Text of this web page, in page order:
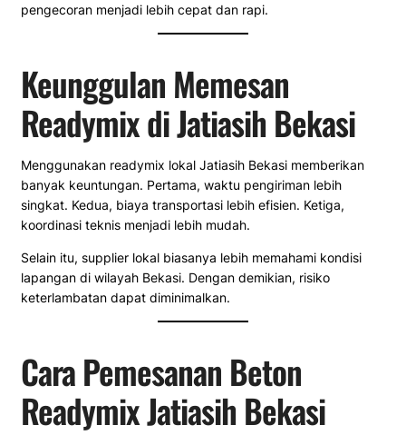
pengecoran menjadi lebih cepat dan rapi.
Keunggulan Memesan
Readymix di Jatiasih Bekasi
Menggunakan readymix lokal Jatiasih Bekasi memberikan
banyak keuntungan. Pertama, waktu pengiriman lebih
singkat. Kedua, biaya transportasi lebih efisien. Ketiga,
koordinasi teknis menjadi lebih mudah.
Selain itu, supplier lokal biasanya lebih memahami kondisi
lapangan di wilayah Bekasi. Dengan demikian, risiko
keterlambatan dapat diminimalkan.
Cara Pemesanan Beton
Readymix Jatiasih Bekasi